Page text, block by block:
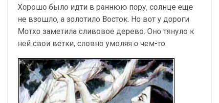
Хорошо было идти в раннюю пору, солнце еще
не взошло, а золотило Восток. Но вот у дороги
Мотхо заметила сливовое дерево. Оно тянуло к
ней свои ветки, словно умоляя о чем-то.